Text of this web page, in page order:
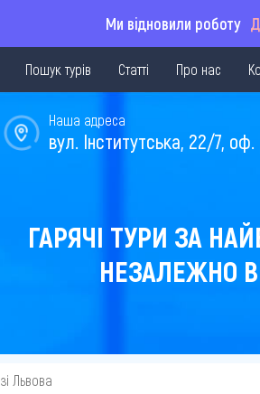
Ми відновили роботу
Пошук турів Статті Про нас
Наша адреса
вул. Інститутська, 22/7, оф.
ГАРЯЧІ ТУРИ ЗА
НЕЗАЛЕЖНО
зі Львова